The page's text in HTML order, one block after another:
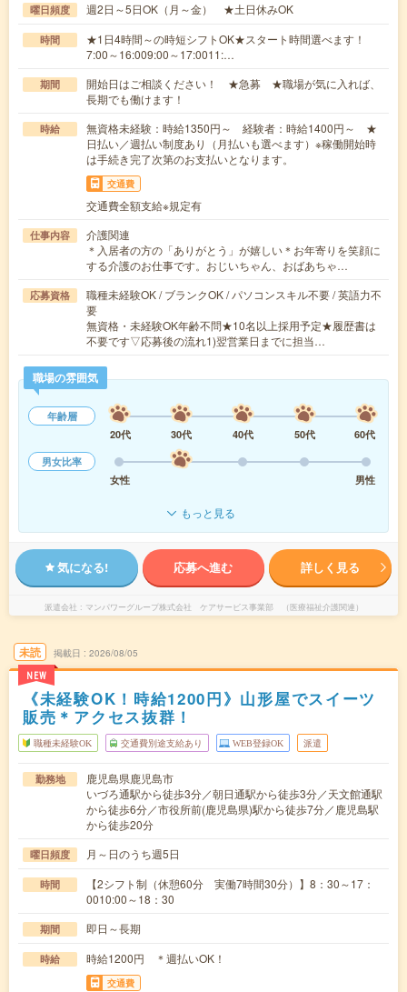
曜日頻度 週2日～5日OK（月～金） ★土日休みOK
時間
★1日4時間～の時短シフトOK★スタート時間選べます！
7:00～16:009:00～17:0011:…
期間
開始日はご相談ください！ ★急募 ★職場が気に入れば、
長期でも働けます！
時給
無資格未経験：時給1350円～ 経験者：時給1400円～ ★
日払い／週払い制度あり（月払いも選べます）※稼働開始時
は手続き完了次第のお支払いとなります。
交通費
交通費全額支給※規定有
仕事内容
介護関連
＊入居者の方の「ありがとう」が嬉しい＊お年寄りを笑顔に
する介護のお仕事です。おじいちゃん、おばあちゃ…
応募資格
職種未経験OK / ブランクOK / パソコンスキル不要 / 英語力不
要
無資格・未経験OK年齢不問★10名以上採用予定★履歴書は
不要です▽応募後の流れ1)翌営業日までに担当…
職場の雰囲気
年齢層
20代
30代 40代 50代
60代
男女比率
女性
男性
もっと見る
気になる! 応募へ進む 詳しく見る
派遣会社 マンパワーグループ株式会社 ケアサービス事業部 （医療福祉介護関連）
未読
NEW
掲載日 2026/08/05
《未経験OK！時給1200円》山形屋でスイーツ
販売＊アクセス抜群！
職種未経験OK 交通費別途支給あり WEB登録OK 派遣
勤務地
鹿児島県鹿児島市
いづろ通駅から徒歩3分／朝日通駅から徒歩3分／天文館通駅
から徒歩6分／市役所前(鹿児島県)駅から徒歩7分／鹿児島駅
から徒歩20分
曜日頻度 月～日のうち週5日
時間
【2シフト制（休憩60分 実働7時間30分）】8：30～17：
0010:00～18：30
期間 即日～長期
時給 時給1200円 ＊週払いOK！
交通費